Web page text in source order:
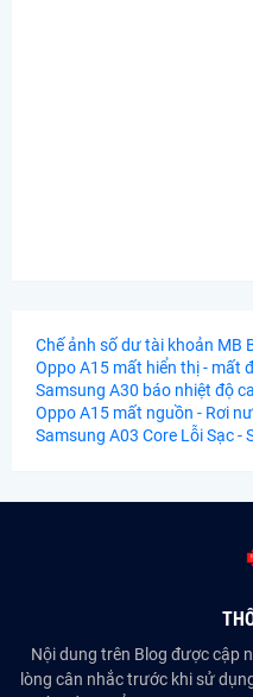
Chế ảnh số dư tài khoản MB
Oppo A15 mất hiển thị - mất
Samsung A30 báo nhiệt độ
Oppo A15 mất nguồn - Rơi
Samsung A03 Core Lỗi Sạc -
Nội dung trên Blog được cập
lòng cân nhắc trước khi sử